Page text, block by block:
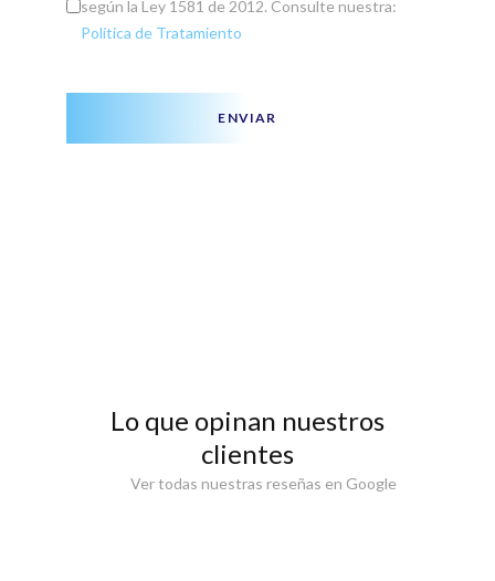
según la Ley 1581 de 2012. Consulte nuestra:
Política de Tratamiento
ENVIAR
Lo que opinan nuestros
clientes
Ver todas nuestras reseñas en Google